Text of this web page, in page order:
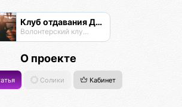
Клуб отдавания Даримба
Волонтерский клуб Псионы
О проекте
Солики Кабинет